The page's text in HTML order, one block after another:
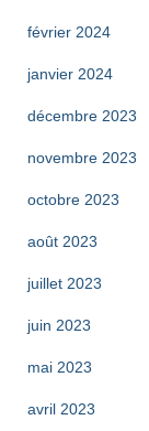
février 2024
janvier 2024
décembre 2023
novembre 2023
octobre 2023
août 2023
juillet 2023
juin 2023
mai 2023
avril 2023